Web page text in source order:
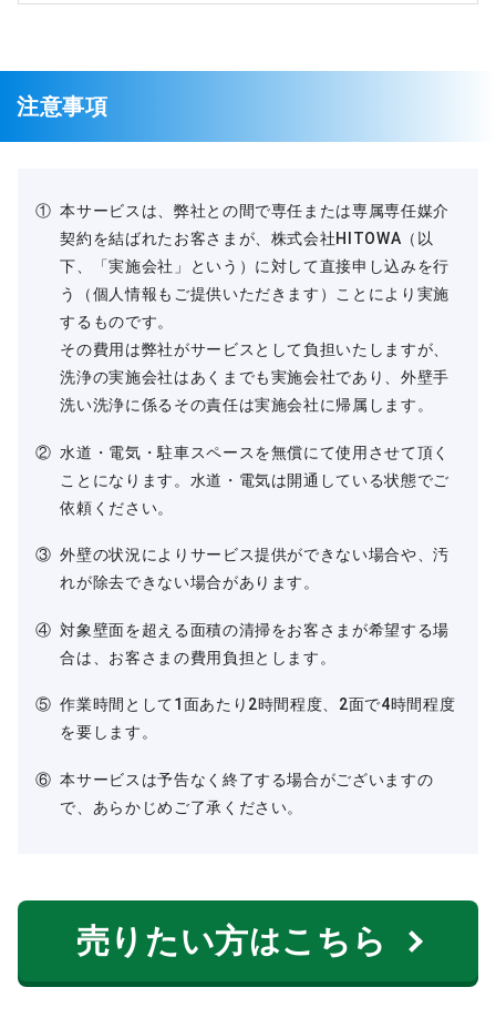
注意事項
① 本サービスは、弊社との間で専任または専属専任媒介
契約を結ばれたお客さまが、株式会社HITOWA（以
下、「実施会社」という）に対して直接申し込みを行
う（個人情報もご提供いただきます）ことにより実施
するものです。
その費用は弊社がサービスとして負担いたしますが、
洗浄の実施会社はあくまでも実施会社であり、外壁手
洗い洗浄に係るその責任は実施会社に帰属します。
② 水道・電気・駐車スペースを無償にて使用させて頂く
ことになります。水道・電気は開通している状態でご
依頼ください。
③ 外壁の状況によりサービス提供ができない場合や、汚
れが除去できない場合があります。
④ 対象壁面を超える面積の清掃をお客さまが希望する場
合は、お客さまの費用負担とします。
⑤ 作業時間として1面あたり2時間程度、2面で4時間程度
を要します。
⑥ 本サービスは予告なく終了する場合がございますの
で、あらかじめご了承ください。
売りたい方はこちら